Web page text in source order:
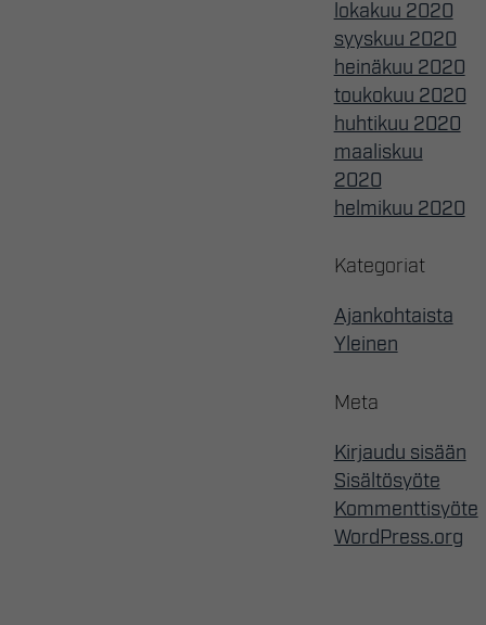
lokakuu 2020
syyskuu 2020
heinäkuu 2020
toukokuu 2020
huhtikuu 2020
maaliskuu
2020
helmikuu 2020
Kategoriat
Ajankohtaista
Yleinen
Meta
Kirjaudu sisään
Sisältösyöte
Kommenttisyöte
WordPress.org